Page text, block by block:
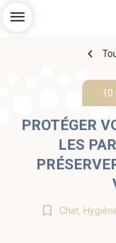
menu
chevron_left
10
PROTÉGER
LES
bookmark_border
Chat,